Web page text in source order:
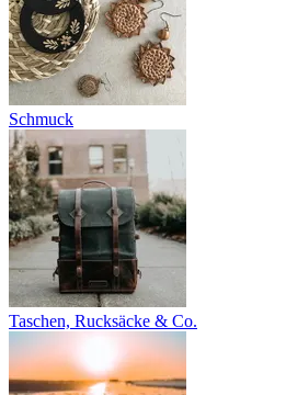
Schmuck
Taschen, Rucksäcke & Co.